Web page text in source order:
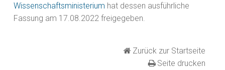
Wissenschaftsministerium hat dessen ausführliche
Fassung am 17.08.2022 freigegeben.
Zurück zur Startseite
Seite drucken